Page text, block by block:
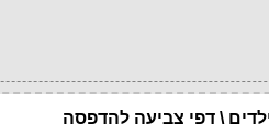
\ דפי צביעה להדפסה